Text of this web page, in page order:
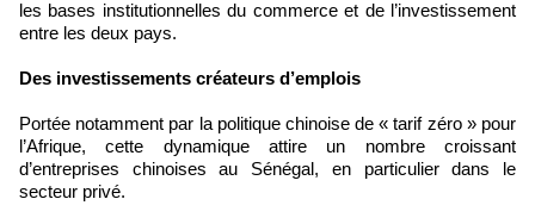
les bases institutionnelles du commerce et de l’investissement
entre les deux pays.
Des investissements créateurs d’emplois
Portée notamment par la politique chinoise de « tarif zéro » pour
l’Afrique, cette dynamique attire un nombre croissant
d’entreprises chinoises au Sénégal, en particulier dans le
secteur privé.